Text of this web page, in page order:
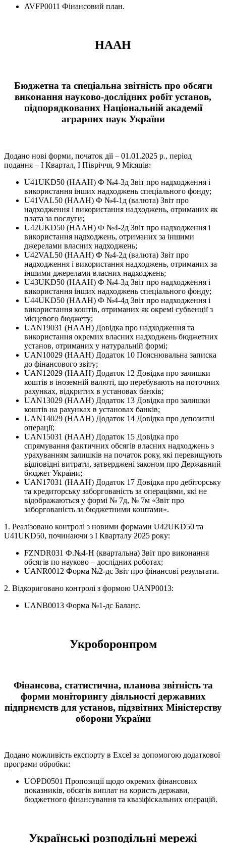
AVFP0011 Фінансовий план.
НААН
Бюджетна та спеціальна звітність про обсяги
виконання науково-дослідних робіт установ,
підпорядкованих Національній академії
аграрних наук України
Додано нові форми, початок дії – 01.01.2025 р., період
подання – І Квартал, І Півріччя, 9 Місяців:
U41UKD50 (НААН) Ф №4-3д Звіт про надходження і
використання інших надходжень спеціального фонду;
U41VAL50 (НААН) Ф №4-1д (валюта) Звіт про
надходження і використання надходжень, отриманих як
плата за послуги;
U42UKD50 (НААН) Ф №4-2д Звіт про надходження і
використання надходжень, отриманих за іншими
джерелами власних надходжень;
U42VAL50 (НААН) Ф №4-2д (валюта) Звіт про
надходження і використання надходжень, отриманих за
іншими джерелами власних надходжень;
U43UKD50 (НААН) Ф №4-3д Звіт про надходження і
використання інших надходжень спеціального фонду;
U44UKD50 (НААН) Ф №4-4д Звіт про надходження і
використання коштів, отриманих як окремі субвенції з
місцевого бюджету;
UAN19031 (НААН) Довідка про надходження та
використання окремих власних надходжень бюджетних
установ, отриманих у натуральній формі;
UAN10029 (НААН) Додаток 10 Пояснювальна записка
до фінансового звіту;
UAN12029 (НААН) Додаток 12 Довідка про залишки
коштів в іноземній валюті, що перебувають на поточних
рахунках, відкритих в установах банків;
UAN13029 (НААН) Додаток 13 Довідка про залишки
коштів на рахунках в установах банків;
UAN14029 (НААН) Додаток 14 Довідка про депозитні
операції;
UAN15031 (НААН) Додаток 15 Довідка про
спрямування фактичних обсягів власних надходжень з
урахуванням залишків на початок року, які перевищують
відповідні витрати, затверджені законом про Державний
бюджет України;
UAN17031 (НААН) Додаток 17 Довідка про дебіторську
та кредиторську заборгованість за операціями, які не
відображаються у формі № 7д, № 7м «Звіт про
заборгованість за бюджетними коштами».
1. Реалізовано контролі з новими формами U42UKD50 та
U41UKD50, починаючи з І Кварталу 2025 року:
FZNDR031 Ф.№4-Н (квартальна) Звіт про виконання
обсягів по науково – дослідних роботах;
UANR0012 Форма №2-дс Звіт про фінансові результати.
2. Відкориговано контролі з формою UANP0013:
UANB0013 Форма №1-дс Баланс.
Укроборонпром
Фінансова, статистична, планова звітність та
форми моніторингу діяльності державних
підприємств для установ, підзвітних Міністерству
оборони України
Додано можливість експорту в Excel за допомогою додаткової
програми обробки:
UOPD0501 Пропозиції щодо окремих фінансових
показників, обсягів виплат на користь держави,
бюджетного фінансування та квазіфіскальних операцій.
Українські розподільні мережі